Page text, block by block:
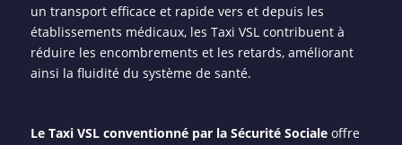
un transport efficace et rapide vers et depuis les
établissements médicaux, les Taxi VSL contribuent à
réduire les encombrements et les retards, améliorant
ainsi la fluidité du système de santé.
Le Taxi VSL conventionné par la Sécurité Socialeoffre